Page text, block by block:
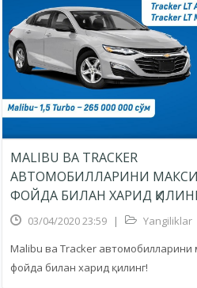
MALIBU ВА TRACKER
АВТОМОБИЛЛАРИНИ
ФОЙДА БИЛАН ХАРИД
03/04/2020 23:59 |
Yangiliklar
Malibu ва Tracker автомобилларини
фойда билан харид қилинг!